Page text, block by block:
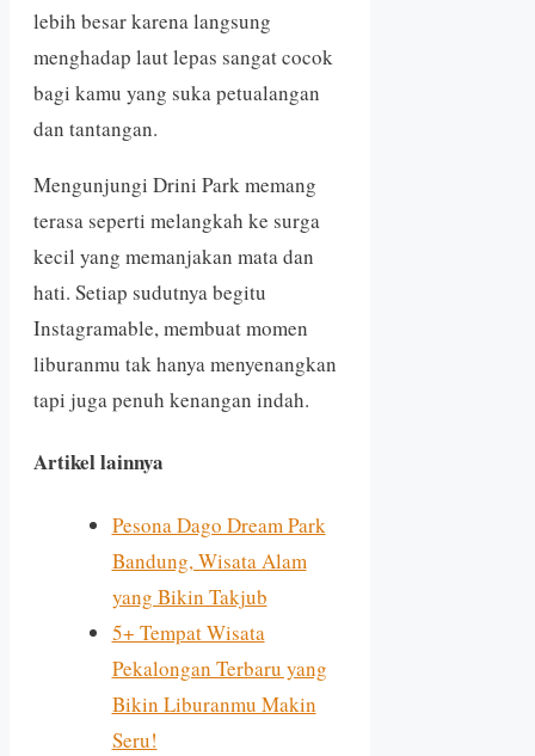
lebih besar karena langsung
menghadap laut lepas sangat cocok
bagi kamu yang suka petualangan
dan tantangan.
Mengunjungi Drini Park memang
terasa seperti melangkah ke surga
kecil yang memanjakan mata dan
hati. Setiap sudutnya begitu
Instagramable, membuat momen
liburanmu tak hanya menyenangkan
tapi juga penuh kenangan indah.
Artikel lainnya
Pesona Dago Dream Park
Bandung, Wisata Alam
yang Bikin Takjub
5+ Tempat Wisata
Pekalongan Terbaru yang
Bikin Liburanmu Makin
Seru!